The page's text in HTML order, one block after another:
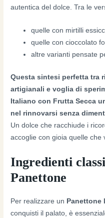
autentica del dolce. Tra le
quelle con mirtilli
quelle con cioccolato
altre varianti pensate
Questa sintesi perfetta tra
artigianali e voglia di
Italiano con Frutta Secca
nel rinnovarsi senza
Un dolce che racchiude i
accoglie con gioia quelle che
Ingredienti
Panettone
Per realizzare un Panettone
conquisti il palato, è